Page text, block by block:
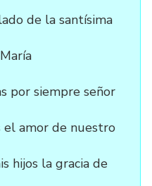
de la santísima
por siempre señor
el amor de nuestro
hijos la gracia de